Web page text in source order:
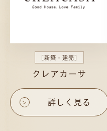
[新築・建売]
クレアカーサ
詳しく見る
>